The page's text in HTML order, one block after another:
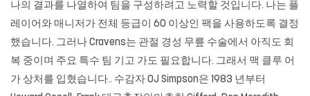
나의 결과를 나열하여 팀을 구성하려고 노력할 것입니다. 나는 플
레이어와 매니저가 전체 등급이 60 이상인 팩을 사용하도록 결정
했습니다. 그러나 Cravens는 관절 경성 무릎 수술에서 아직도 회
복 중이며 주요 특수 팀 기고 가도 필요합니다. 그래서 맥 클루 어
가 상처를 입혔습니다.. 수감자 OJ Simpson은 1983 년부터